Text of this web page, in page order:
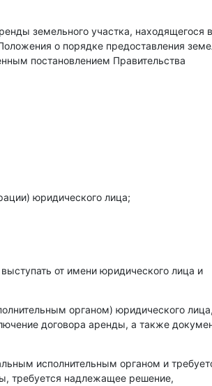
земельного участка, находящегося в
о порядке предоставления
постановлением Правительства
юридического лица;
от имени юридического лица и
органом) юридического лица,
договора аренды, а также
исполнительным органом и
требуется надлежащее решение,